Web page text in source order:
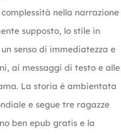
nella narrazione
supposto, lo stile in
senso di immediatezza e
ai messaggi di testo e alle
La storia è ambientata
e segue tre ragazze
ben epub gratis e la